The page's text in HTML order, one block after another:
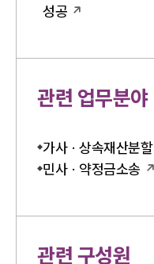
성공
관련 업무분야
가사 · 상속재산분할
민사 · 약정금소송
관련 구성원